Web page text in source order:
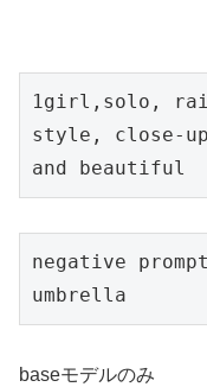
1girl,solo,
style, close-
and beautiful
negative prompt
umbrella
baseモデルのみ